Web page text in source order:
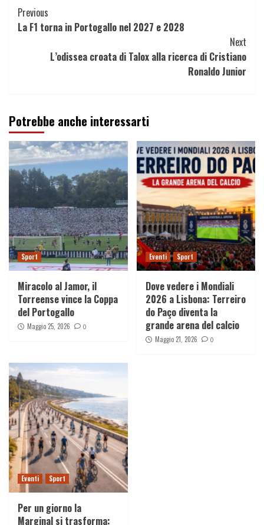
Continue
Reading
Previous
La F1 torna in Portogallo nel 2027 e 2028
Next
L’odissea croata di Talox alla ricerca di Cristiano
Ronaldo Junior
Potrebbe anche interessarti
Sport
Miracolo al Jamor, il
Torreense vince la Coppa
del Portogallo
Maggio 25, 2026 0
Eventi Sport
Dove vedere i Mondiali
2026 a Lisbona: Terreiro
do Paço diventa la
grande arena del calcio
Maggio 21, 2026 0
Eventi Sport
Per un giorno la
Marginal si trasforma: